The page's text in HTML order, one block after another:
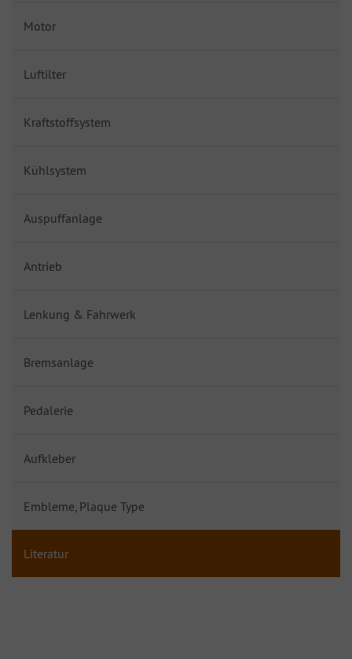
Motor
Luftilter
Kraftstoffsystem
Kühlsystem
Auspuffanlage
Antrieb
Lenkung & Fahrwerk
Bremsanlage
Pedalerie
Aufkleber
Embleme, Plaque Type
Literatur